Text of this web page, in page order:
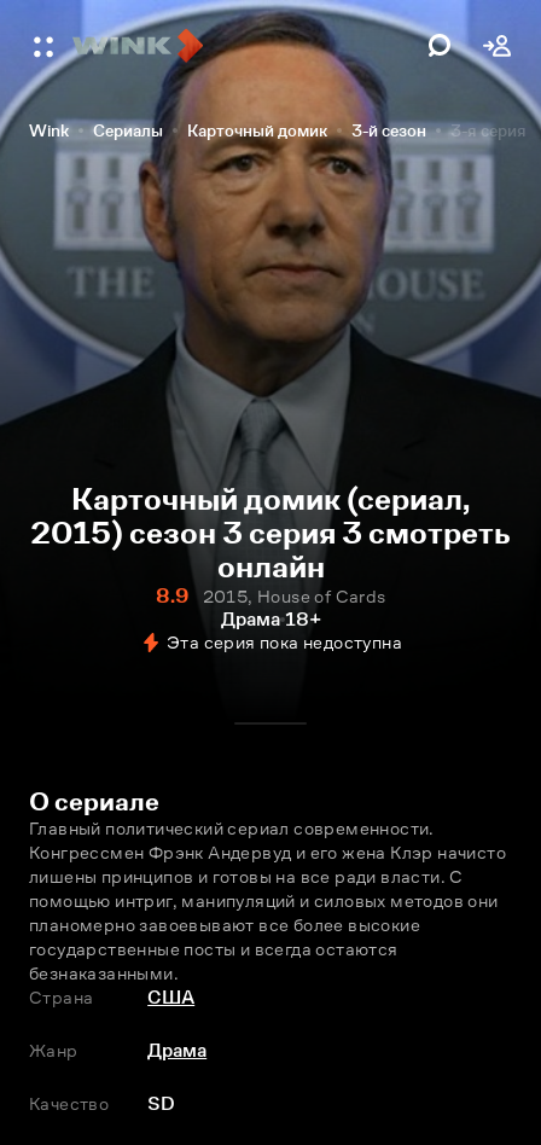
Wink Сериалы Карточный домик 3-й сезон 3-я серия
Карточный домик (сериал,
2015) сезон 3 серия 3 смотреть
онлайн
8.9
2015, House of Cards
Драма 18+
Эта серия пока недоступна
О сериале
Главный политический сериал современности.
Конгрессмен Фрэнк Андервуд и его жена Клэр начисто
лишены принципов и готовы на всe ради власти. С
помощью интриг, манипуляций и силовых методов они
планомерно завоевывают всe более высокие
государственные посты и всегда остаются
безнаказанными.
Страна
США
Жанр Драма
Качество SD